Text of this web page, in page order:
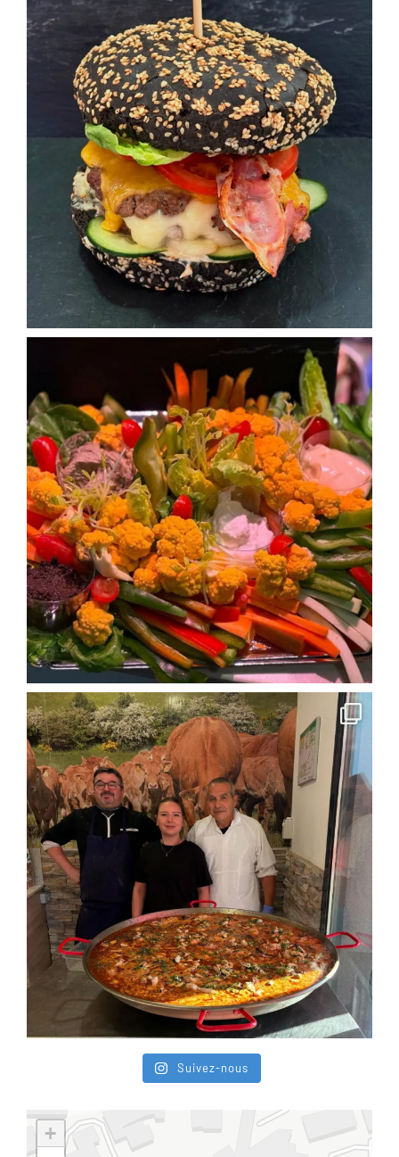
Suivez-nous
+